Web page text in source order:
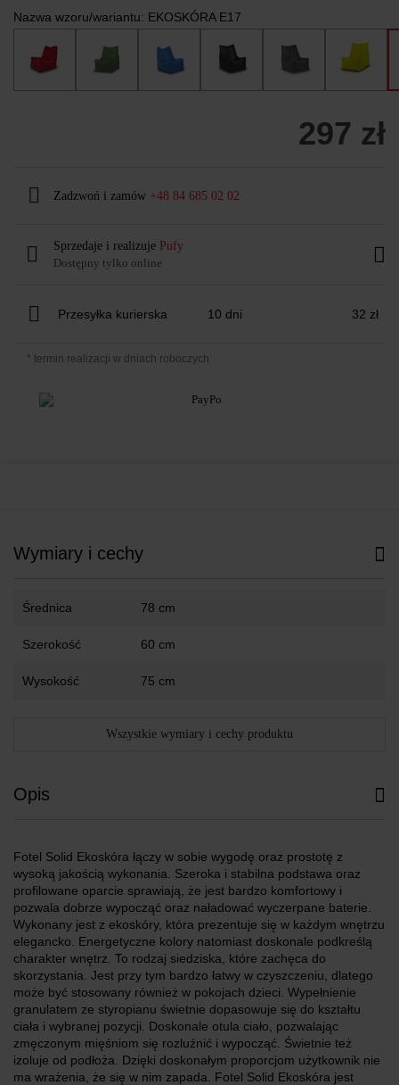
Nazwa wzoru/wariantu: EKOSKÓRA E17
297 zł
Zadzwoń i zamów +48 84 685 02 02
Sprzedaje i realizuje Pufy
Dostępny tylko online
Przesyłka kurierska 10 dni 32 zł
* termin realizacji w dniach roboczych
Wymiary i cechy
Średnica 78 cm
Szerokość 60 cm
Wysokość 75 cm
Wszystkie wymiary i cechy produktu
Opis
Fotel Solid Ekoskóra łączy w sobie wygodę oraz prostotę z
wysoką jakością wykonania. Szeroka i stabilna podstawa oraz
profilowane oparcie sprawiają, że jest bardzo komfortowy i
pozwala dobrze wypocząć oraz naładować wyczerpane baterie.
Wykonany jest z ekoskóry, która prezentuje się w każdym wnętrzu
elegancko. Energetyczne kolory natomiast doskonale podkreślą
charakter wnętrz. To rodzaj siedziska, które zachęca do
skorzystania. Jest przy tym bardzo łatwy w czyszczeniu, dlatego
może być stosowany również w pokojach dzieci. Wypełnienie
granulatem ze styropianu świetnie dopasowuje się do kształtu
ciała i wybranej pozycji. Doskonale otula ciało, pozwalając
zmęczonym mięśniom się rozluźnić i wypocząć. Świetnie też
izoluje od podłoża. Dzięki doskonałym proporcjom użytkownik nie
ma wrażenia, że się w nim zapada. Fotel Solid Ekoskóra jest